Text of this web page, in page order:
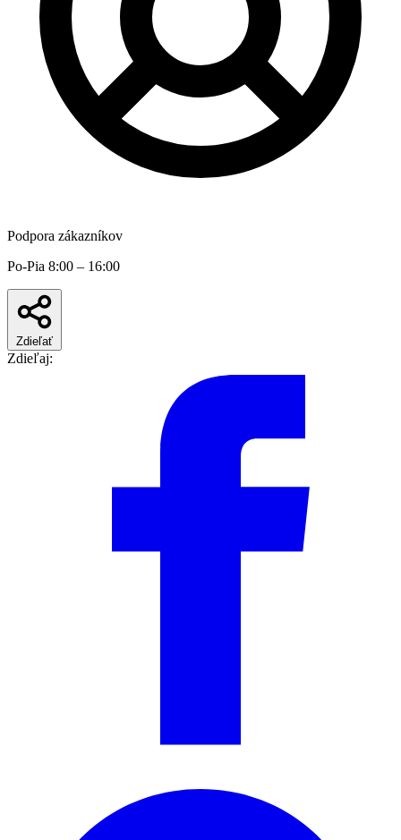
Podpora zákazníkov
Po-Pia 8:00 – 16:00
Zdieľať
Zdieľaj: